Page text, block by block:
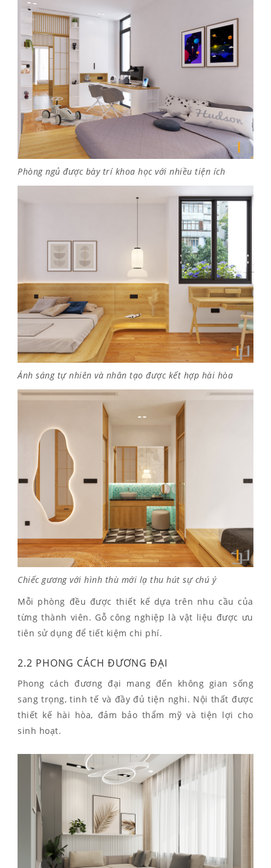
Phòng ngủ được bày trí khoa học với nhiều tiện ích
Ánh sáng tự nhiên và nhân tạo được kết hợp hài hòa
Chiếc gương với hình thù mới lạ thu hút sự chú ý
Mỗi phòng đều được thiết kế dựa trên nhu cầu của
từng thành viên. Gỗ công nghiệp là vật liệu được ưu
tiên sử dụng để tiết kiệm chi phí.
2.2 PHONG CÁCH ĐƯƠNG ĐẠI
Phong cách đương đại mang đến không gian sống
sang trọng, tinh tế và đầy đủ tiện nghi. Nội thất được
thiết kế hài hòa, đảm bảo thẩm mỹ và tiện lợi cho
sinh hoạt.